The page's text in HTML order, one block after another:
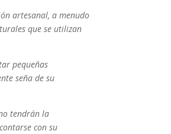
artesanal, a menudo
que se utilizan
pequeñas
seña de su
tendrán la
con su